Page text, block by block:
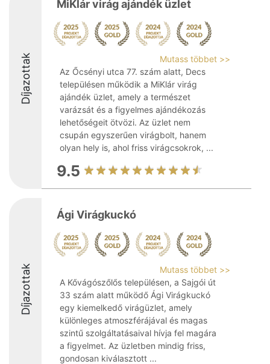
Díjazottak
MiKlár virág ajándék üzlet
Mutass többet >>
Az Őcsényi utca 77. szám alatt, Decs
településen működik a MiKlár virág
ajándék üzlet, amely a természet
varázsát és a figyelmes ajándékozás
lehetőségeit ötvözi. Az üzlet nem
csupán egyszerűen virágbolt, hanem
olyan hely is, ahol friss virágcsokrok, ...
9.5
Díjazottak
Ági Virágkuckó
Mutass többet >>
A Kővágószőlős településen, a Sajgói út
33 szám alatt működő Ági Virágkuckó
egy kiemelkedő virágüzlet, amely
különleges atmoszférájával és magas
szintű szolgáltatásaival hívja fel magára
a figyelmet. Az üzletben mindig friss,
gondosan kiválasztott ...